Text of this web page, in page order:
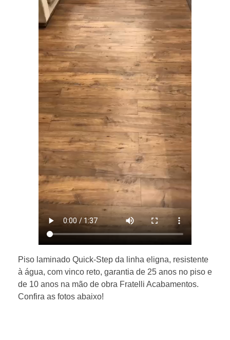
Piso laminado Quick-Step da linha eligna, resistente
à água, com vinco reto, garantia de 25 anos no piso e
de 10 anos na mão de obra Fratelli Acabamentos.
Confira as fotos abaixo!